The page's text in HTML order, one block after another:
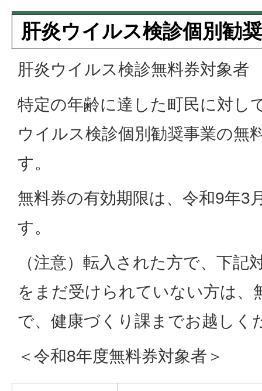
肝炎ウイルス検診個別勧
肝炎ウイルス検診無料券対象者
特定の年齢に達した町民に対し
ウイルス検診個別勧奨事業の無
す。
無料券の有効期限は、令和9年3
す。
（注意）転入された方で、下記
をまだ受けられていない方は、
で、健康づくり課までお越しく
＜令和8年度無料券対象者＞